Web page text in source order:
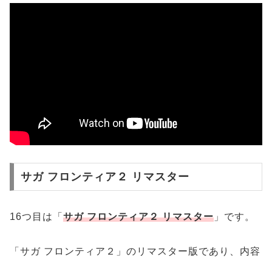
サガ フロンティア２ リマスター
16つ目は「 サガ フロンティア２ リマスター 」です。
「サガ フロンティア２」のリマスター版であり、内容